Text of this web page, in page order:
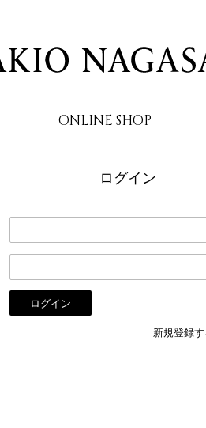
ONLINE SHOP
ログイン
新規登録す